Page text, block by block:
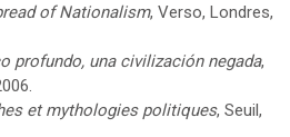
of Nationalism, Verso, Londres,
profundo, una civilización negada,
et mythologies politiques, Seuil,